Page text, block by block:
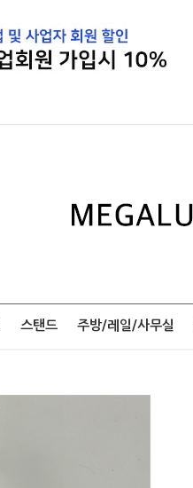
스탠드 주방/레일/사무실